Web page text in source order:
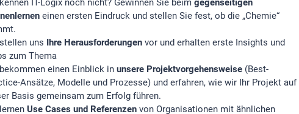
IT-Logix noch nicht? Gewinnen Sie beim gegenseitigen
einen ersten Eindruck und stellen Sie fest, ob die „Chemie“
uns Ihre Herausforderungen vor und erhalten erste Insights und
zum Thema
einen Einblick in unsere Projektvorgehensweise (Best-
Ansätze, Modelle und Prozesse) und erfahren, wie wir Ihr Projekt auf
Basis gemeinsam zum Erfolg führen.
Use Cases und Referenzen von Organisationen mit ähnlichen